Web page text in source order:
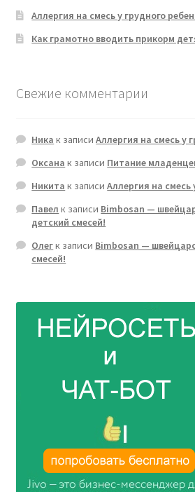
Аллергия на смесь у грудного
Как грамотно вводить прикорм
Свежие комментарии
Ника к записиАллергия на смесь у
Оксана к записи Питание
Никита к записиАллергия на смесь
Павел к записи Bimbosan —
детский смесей!
Олегк записи Bimbosan —
смесей!